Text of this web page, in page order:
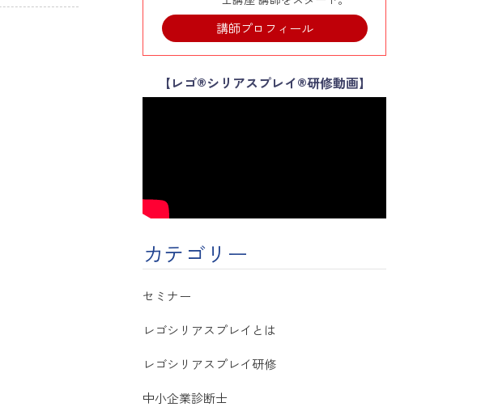
講師プロフィール
【レゴ®シリアスプレイ®研修動画】
カテゴリー
セミナー
レゴシリアスプレイとは
レゴシリアスプレイ研修
中小企業診断士